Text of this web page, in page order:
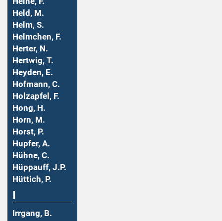
Held, M.
Helm, S.
Helmchen, F.
Herter, N.
Hertwig, T.
Heyden, E.
Hofmann, C.
Holzapfel, F.
Hong, H.
Horn, M.
Horst, P.
Hupfer, A.
Hühne, C.
Hüppauff, J.P.
Hüttich, P.
Irrgang, B.